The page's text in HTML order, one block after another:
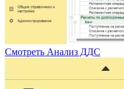
Смотреть Анализ ДДС